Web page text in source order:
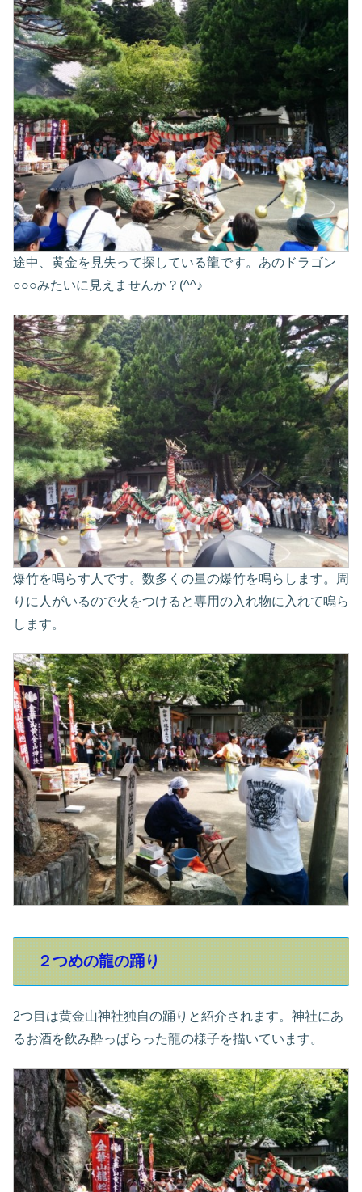
途中、黄金を見失って探している龍です。あのドラゴン
○○○みたいに見えませんか？(^^♪
爆竹を鳴らす人です。数多くの量の爆竹を鳴らします。周
りに人がいるので火をつけると専用の入れ物に入れて鳴ら
します。
２つめの龍の踊り
2つ目は黄金山神社独自の踊りと紹介されます。神社にあ
るお酒を飲み酔っぱらった龍の様子を描いています。